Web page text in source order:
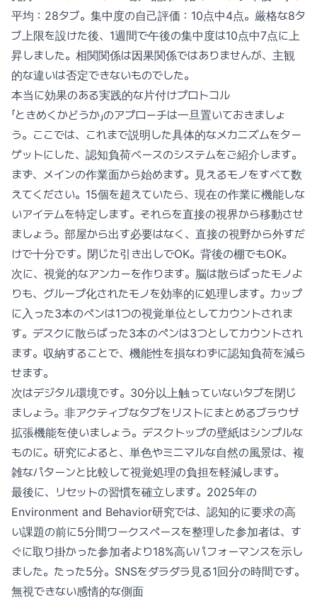
平均：28タブ。集中度の自己評価：10点中4点。厳格な8タ
ブ上限を設けた後、1週間で午後の集中度は10点中7点に上
昇しました。相関関係は因果関係ではありませんが、主観
的な違いは否定できないものでした。
本当に効果のある実践的な片付けプロトコル
「ときめくかどうか」のアプローチは一旦置いておきましょ
う。ここでは、これまで説明した具体的なメカニズムをター
ゲットにした、認知負荷ベースのシステムをご紹介します。
まず、メインの作業面から始めます。見えるモノをすべて数
えてください。15個を超えていたら、現在の作業に機能しな
いアイテムを特定します。それらを直接の視界から移動させ
ましょう。部屋から出す必要はなく、直接の視野から外すだ
けで十分です。閉じた引き出しでOK。背後の棚でもOK。
次に、視覚的なアンカーを作ります。脳は散らばったモノよ
りも、グループ化されたモノを効率的に処理します。カップ
に入った3本のペンは1つの視覚単位としてカウントされま
す。デスクに散らばった3本のペンは3つとしてカウントされ
ます。収納することで、機能性を損なわずに認知負荷を減ら
せます。
次はデジタル環境です。30分以上触っていないタブを閉じ
ましょう。非アクティブなタブをリストにまとめるブラウザ
拡張機能を使いましょう。デスクトップの壁紙はシンプルな
ものに。研究によると、単色やミニマルな自然の風景は、複
雑なパターンと比較して視覚処理の負担を軽減します。
最後に、リセットの習慣を確立します。2025年の
Environment and Behavior研究では、認知的に要求の高
い課題の前に5分間ワークスペースを整理した参加者は、す
ぐに取り掛かった参加者より18%高いパフォーマンスを示し
ました。たった5分。SNSをダラダラ見る1回分の時間です。
無視できない感情的な側面